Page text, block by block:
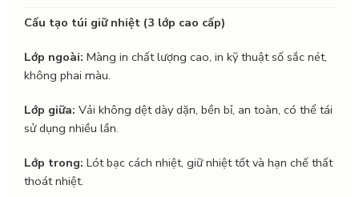
Cấu tạo túi giữ nhiệt (3 lớp cao cấp)
Lớp ngoài: Màng in chất lượng cao, in kỹ thuật số sắc nét,
không phai màu.
Lớp giữa: Vải không dệt dày dặn, bền bỉ, an toàn, có thể tái
sử dụng nhiều lần.
Lớp trong: Lót bạc cách nhiệt, giữ nhiệt tốt và hạn chế thất
thoát nhiệt.